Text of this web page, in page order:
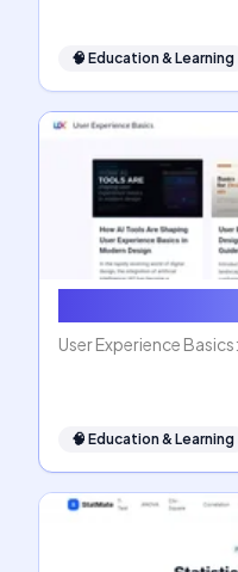
🧠 Education & Learning
User Experience
🧠 Education & Learning